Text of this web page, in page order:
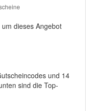
dieses Angebot
und 14
sind die Top-